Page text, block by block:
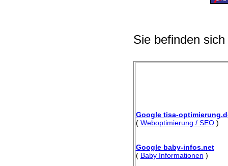
Sie befinden
Google tisa-
( Weboptimierung / SEO)
Google baby-infos.net
( Baby Informationen )